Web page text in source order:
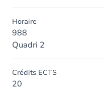
Horaire
988
Quadri 2
Crédits ECTS
20